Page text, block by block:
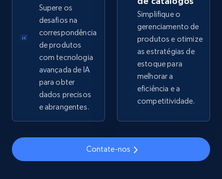
Comece agora
Google Shopping
URL, Product id, Title, Product description,
Rating, Reviews count, Images, Variations, and
more.
2.4K+ 202+ Comece agora
Supere os
desafios na
correspondência
de produtos
com tecnologia
avançada de IA
para obter
dados precisos
e abrangentes.
Simplifique o
gerenciamento de
produtos e otimize
as estratégias de
estoque para
melhorar a
eficiência e a
competitividade.
Contate-nos